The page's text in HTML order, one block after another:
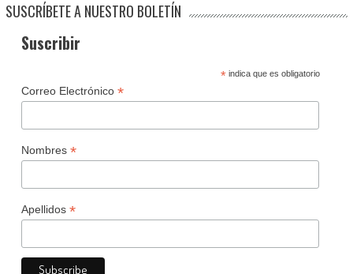
SUSCRÍBETE A NUESTRO BOLETÍN
Suscribir
*indica que es obligatorio
Correo Electrónico *
Nombres *
Apellidos *